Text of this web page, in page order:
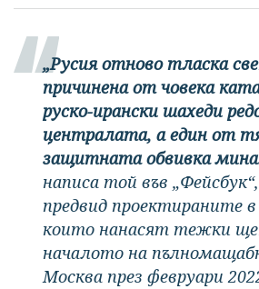
„Русия отново тласка
причинена от човека
руско-ирански шахеди
централата, а един от
защитната обвивка
написа той във
предвид проектираните
които нанасят тежки
началото на
Москва през февруари